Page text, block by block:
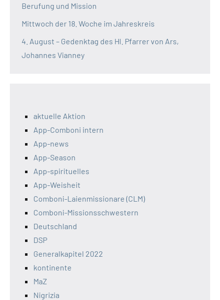
Berufung und Mission
Mittwoch der 18. Woche im Jahreskreis
4. August – Gedenktag des Hl. Pfarrer von Ars,
Johannes Vianney
aktuelle Aktion
App-Comboni intern
App-news
App-Season
App-spirituelles
App-Weisheit
Comboni-Laienmissionare (CLM)
Comboni-Missionsschwestern
Deutschland
DSP
Generalkapitel 2022
kontinente
MaZ
Nigrizia